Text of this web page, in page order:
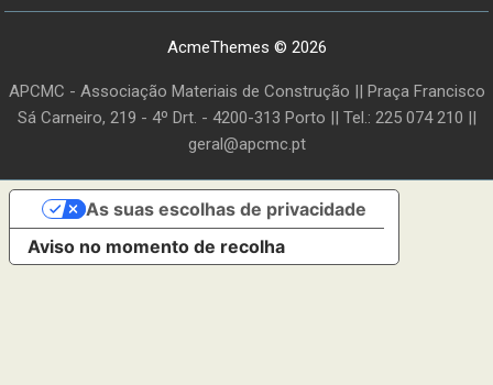
AcmeThemes © 2026
APCMC - Associação Materiais de Construção || Praça Francisco
Sá Carneiro, 219 - 4º Drt. - 4200-313 Porto || Tel.: 225 074 210 ||
geral@apcmc.pt
Aviso no momento de recolha
As suas escolhas de privacidade